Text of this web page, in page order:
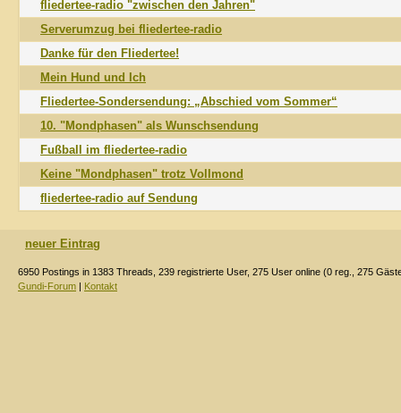
fliedertee-radio "zwischen den Jahren"
Serverumzug bei fliedertee-radio
Danke für den Fliedertee!
Mein Hund und Ich
Fliedertee-Sondersendung: „Abschied vom Sommer“
10. "Mondphasen" als Wunschsendung
Fußball im fliedertee-radio
Keine "Mondphasen" trotz Vollmond
fliedertee-radio auf Sendung
neuer Eintrag
6950 Postings in 1383 Threads, 239 registrierte User, 275 User online (0 reg., 275
Gundi-Forum | Kontakt